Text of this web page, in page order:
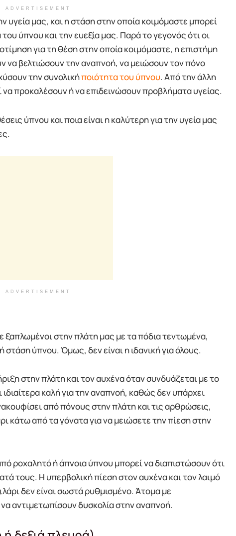
ADVERTISEMENT
υγεία μας, και η στάση στην οποία κοιμόμαστε μπορεί
ύπνου και την ευεξία μας. Παρά το γεγονός ότι οι
για τη θέση στην οποία κοιμόμαστε, η επιστήμη
να βελτιώσουν την αναπνοή, να μειώσουν τον πόνο
την συνολικήποιότητα του ύπνου. Από την άλλη
προκαλέσουν ή να επιδεινώσουν προβλήματα υγείας.
ύπνου και ποια είναι η καλύτερη για την υγεία μας
ADVERTISEMENT
στην πλάτη μας με τα πόδια τεντωμένα,
ύπνου. Όμως, δεν είναι η ιδανική για όλους.
στην πλάτη και τον αυχένα όταν συνδυάζεται με το
καλή για την αναπνοή, καθώς δεν υπάρχει
από πόνους στην πλάτη και τις αρθρώσεις,
κάτω από τα γόνατα για να μειώσετε την πίεση στην
ροχαλητό ή άπνοια ύπνου μπορεί να διαπιστώσουν ότι
τους. Η υπερβολική πίεση στον αυχένα και τον λαιμό
δεν είναι σωστά ρυθμισμένο. Άτομα με
αντιμετωπίσουν δυσκολία στην αναπνοή.